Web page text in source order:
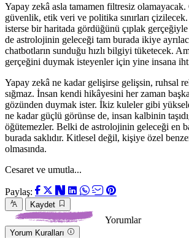
Yapay zekâ asla tamamen filtresiz olamayacak.
güvenlik, etik veri ve politika sınırları
isterse bir haritada gördüğünü çıplak
de astrolojinin geleceği tam burada ikiye
chatbotların sunduğu hızlı bilgiyi tüketecek.
gerçeğini duymak isteyenler için yine insana
Yapay zekâ ne kadar gelişirse gelişsin, ruhsal
sığmaz. İnsan kendi hikâyesini her zaman
gözünden duymak ister. İkiz kuleler gibi
ne kadar güçlü görünse de, insan kalbinin
öğütemezler. Belki de astrolojinin geleceği en
burada saklıdır. Kitlesel değil, kişiye özel
olmasında.
Cesaret ve umutla...
Paylaş:
Kaydet
Yorumlar
Yorum Kuralları